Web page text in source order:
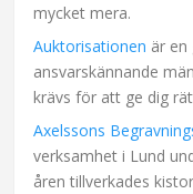
mycket mera.
Auktorisationen är
ansvarskännande
krävs för att ge dig
Axelssons
verksamhet i Lund
åren tillverkades